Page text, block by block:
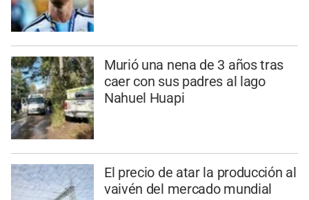
Murió una nena de 3 años tras
caer con sus padres al lago
Nahuel Huapi
El precio de atar la producción al
vaivén del mercado mundial